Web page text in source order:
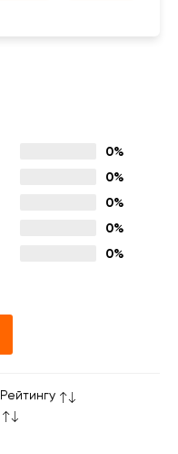
0%
0%
0%
0%
0%
Рейтингу